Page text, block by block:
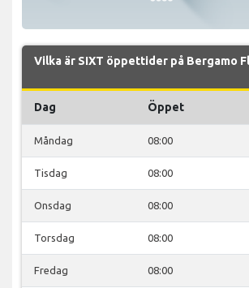
Vilka är SIXT öppettider på Bergamo
Dag Öppet
Måndag 08:00
Tisdag 08:00
Onsdag 08:00
Torsdag 08:00
Fredag 08:00